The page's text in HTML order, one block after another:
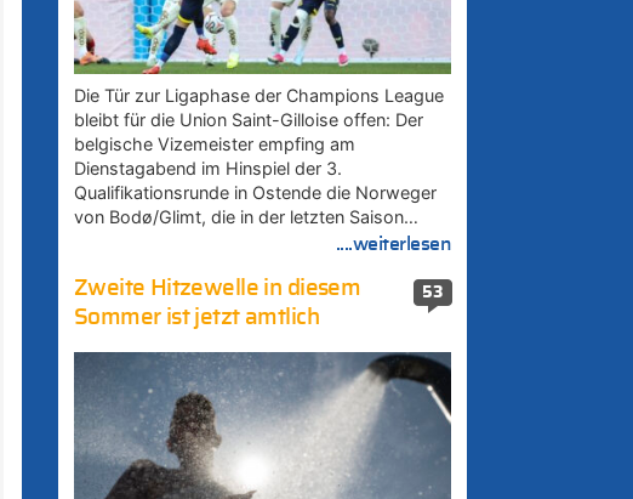
Die Tür zur Ligaphase der Champions League
bleibt für die Union Saint-Gilloise offen: Der
belgische Vizemeister empfing am
Dienstagabend im Hinspiel der 3.
Qualifikationsrunde in Ostende die Norweger
von Bodø/Glimt, die in der letzten Saison…
....weiterlesen
53
Zweite Hitzewelle in diesem
Sommer ist jetzt amtlich